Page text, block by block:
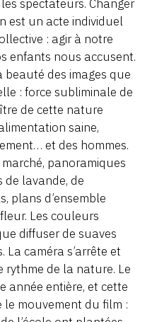
spectateurs. Changer
est un acte individuel
: agir à notre
enfants nous accusent.
beauté des images que
: force subliminale de
de cette nature
saine,
et des hommes.
panoramiques
de lavande, de
plans d’ensemble
Les couleurs
diffuser de suaves
caméra s’arrête et
rythme de la nature. Le
année entière, et cette
mouvement du film :